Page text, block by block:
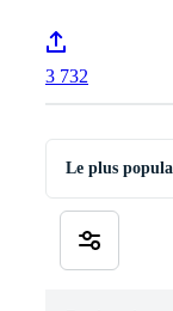
3 732
Le plus